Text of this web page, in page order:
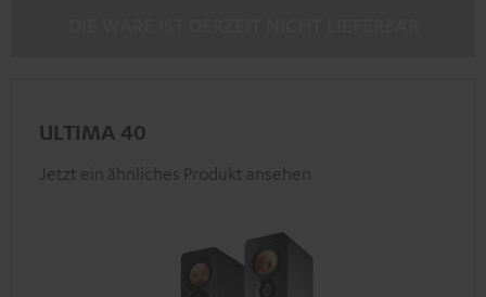
ULTIMA 40
Jetzt ein ähnliches Produkt ansehen